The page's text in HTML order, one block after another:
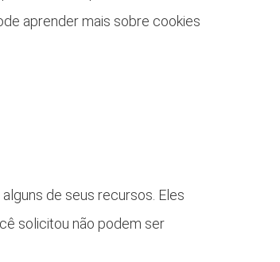
aprender mais sobre cookies
de seus recursos. Eles
solicitou não podem ser